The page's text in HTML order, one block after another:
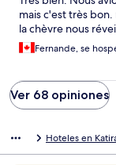
mais c'est très
la chèvre nous
Fernande, se
Ver 68 opiniones
Hoteles en